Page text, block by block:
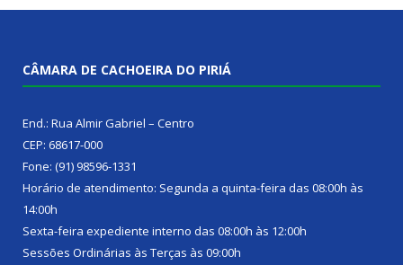
CÂMARA DE CACHOEIRA DO PIRIÁ
End.: Rua Almir Gabriel – Centro
CEP: 68617-000
Fone: (91) 98596-1331
Horário de atendimento: Segunda a quinta-feira das 08:00h às
14:00h
Sexta-feira expediente interno das 08:00h às 12:00h
Sessões Ordinárias às Terças às 09:00h